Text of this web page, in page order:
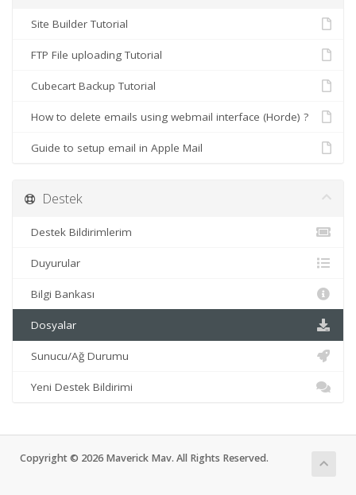
Site Builder Tutorial
FTP File uploading Tutorial
Cubecart Backup Tutorial
How to delete emails using webmail interface (Horde) ?
Guide to setup email in Apple Mail
Destek
Destek Bildirimlerim
Duyurular
Bilgi Bankası
Dosyalar
Sunucu/Ağ Durumu
Yeni Destek Bildirimi
Copyright © 2026 Maverick Mav. All Rights Reserved.